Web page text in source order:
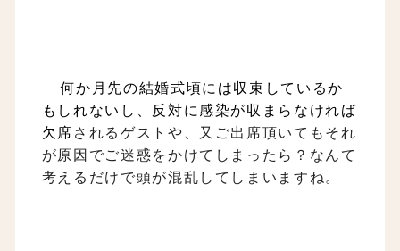
何か月先の結婚式頃には収束しているか
もしれないし、
反対に感染が収まらなければ
欠席 されるゲストや、又ご出席頂いてもそれ
が原因でご迷惑をかけてしまったら？なんて
考えるだけで頭が混乱してしまいますね。